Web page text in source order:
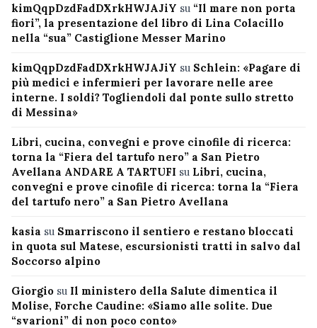
kimQqpDzdFadDXrkHWJAJiY su “Il mare non porta
fiori”, la presentazione del libro di Lina Colacillo
nella “sua” Castiglione Messer Marino
kimQqpDzdFadDXrkHWJAJiY su Schlein: «Pagare di
più medici e infermieri per lavorare nelle aree
interne. I soldi? Togliendoli dal ponte sullo stretto
di Messina»
Libri, cucina, convegni e prove cinofile di ricerca:
torna la “Fiera del tartufo nero” a San Pietro
Avellana ANDARE A TARTUFI su Libri, cucina,
convegni e prove cinofile di ricerca: torna la “Fiera
del tartufo nero” a San Pietro Avellana
kasia su Smarriscono il sentiero e restano bloccati
in quota sul Matese, escursionisti tratti in salvo dal
Soccorso alpino
Giorgio su Il ministero della Salute dimentica il
Molise, Forche Caudine: «Siamo alle solite. Due
“svarioni” di non poco conto»